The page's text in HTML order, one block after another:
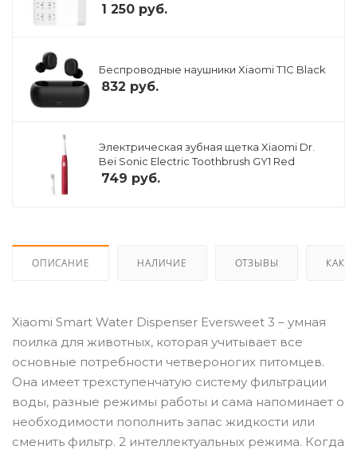
1 250 руб.
Беспроводные наушники Xiaomi T1C Black
832 руб.
Электрическая зубная щетка Xiaomi Dr.
Bei Sonic Electric Toothbrush GY1 Red
749 руб.
ОПИСАНИЕ НАЛИЧИЕ ОТЗЫВЫ КАК
Xiaomi Smart Water Dispenser Eversweet 3 – умная
поилка для животных, которая учитывает все
основные потребности четвероногих питомцев.
Она имеет трехступенчатую систему фильтрации
воды, разные режимы работы и сама напоминает о
необходимости пополнить запас жидкости или
сменить фильтр. 2 интеллектуальных режима. Когда